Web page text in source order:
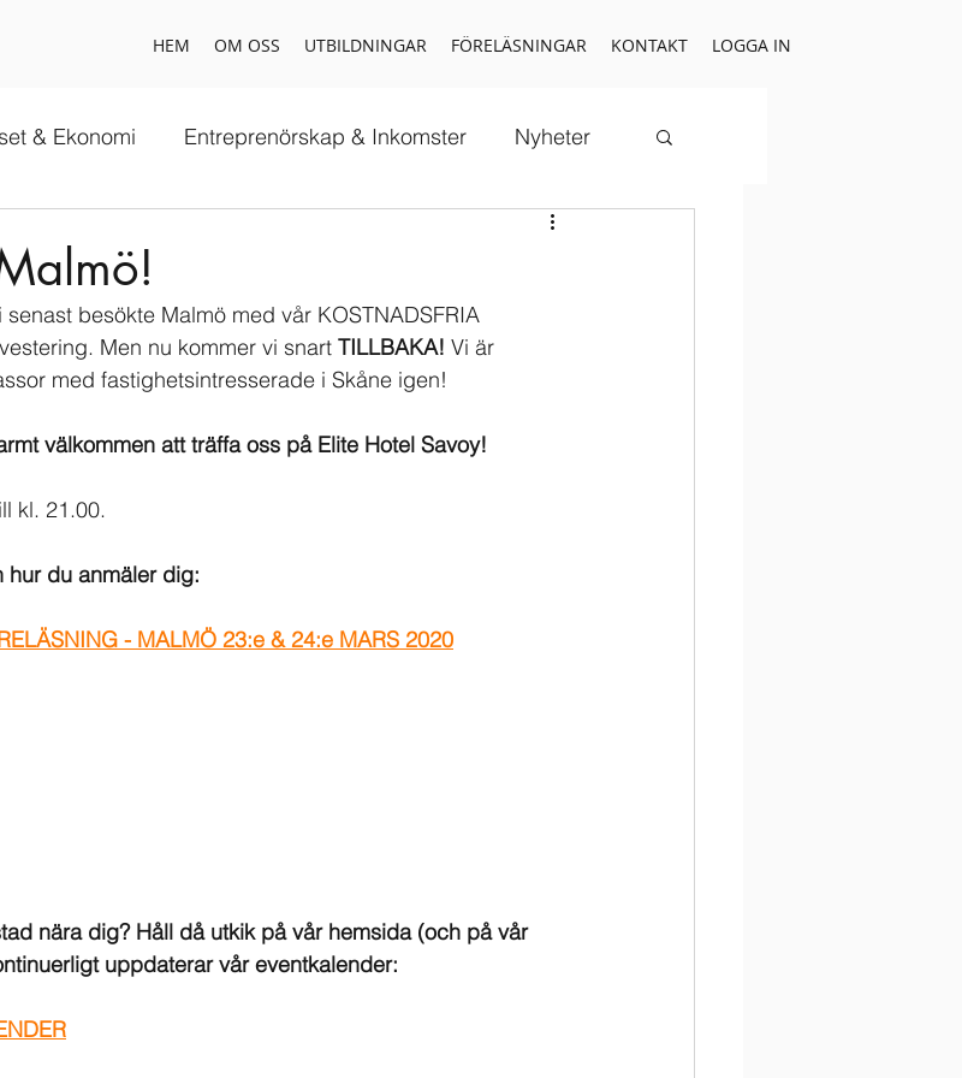
HEM OM OSS UTBILDNINGAR FÖRELÄSNINGAR KONTAKT LOGGA IN
& Ekonomi Entreprenörskap & Inkomster Nyheter
besökte Malmö med vår KOSTNADSFRIA
Men nu kommer vi snart TILLBAKA! Vi är
med fastighetsintresserade i Skåne igen!
välkommen att träffa oss på Elite Hotel Savoy!
kl. 21.00.
hur du anmäler dig:
- MALMÖ 23:e & 24:e MARS 2020
nära dig? Håll då utkik på vår hemsida (och på vår
uppdaterar vår eventkalender: